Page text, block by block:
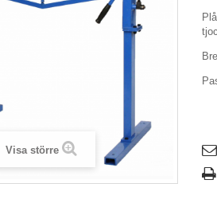
Visa större